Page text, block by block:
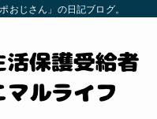
おじさん」の日記ブログ。